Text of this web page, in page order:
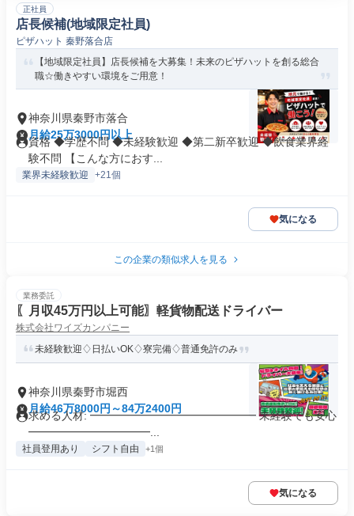
正社員
店長候補(地域限定社員)
ピザハット 秦野落合店
【地域限定社員】店長候補を大募集！未来のピザハットを創る総合
職☆働きやすい環境をご用意！
神奈川県秦野市落合
月給25万3000円以上
資格 ◆学歴不問 ◆未経験歓迎 ◆第二新卒歓迎 ◆飲食業界経
験不問 【こんな方におす...
業界未経験歓迎 +21個
気になる
この企業の類似求人を見る
業務委託
〖月収45万円以上可能〗軽貨物配送ドライバー
株式会社ワイズカンパニー
未経験歓迎♢日払いOK♢寮完備♢普通免許のみ
神奈川県秦野市堀西
月給46万8000円～84万2400円
求める人材: ━━━━━━━━━━━━━━━ 未経験でも安心
━━━━━━━━━━━...
社員登用あり シフト自由 +1個
気になる